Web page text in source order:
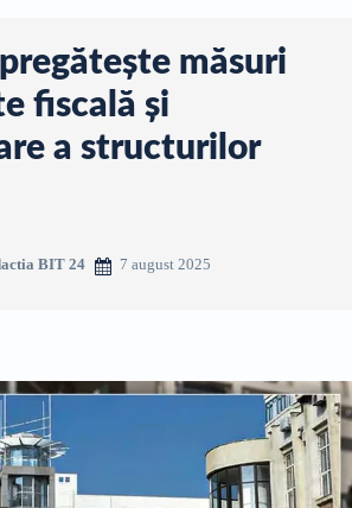
măsuri
fiscală și
a structurilor
BIT 24 7 august 2025